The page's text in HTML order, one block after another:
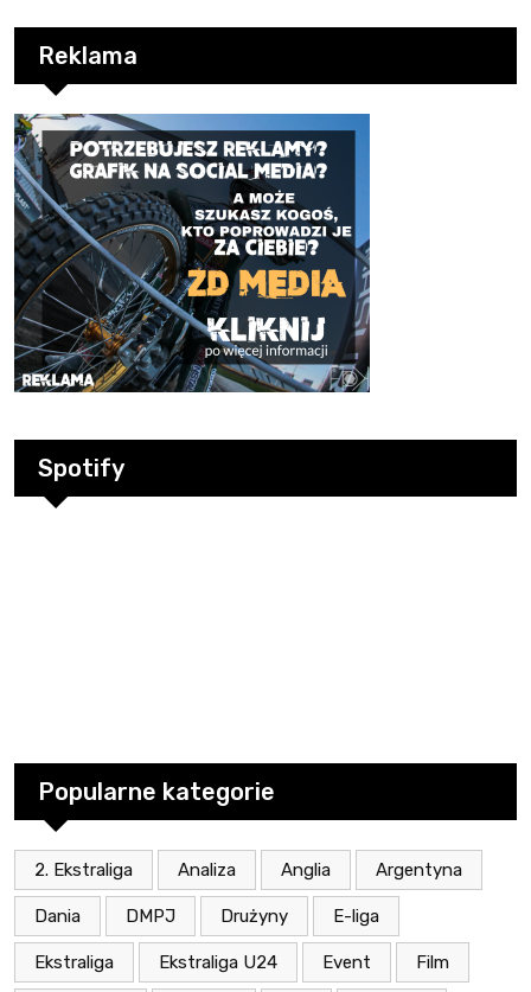
Reklama
Spotify
Popularne kategorie
2. Ekstraliga Analiza Anglia Argentyna
Dania DMPJ Drużyny E-liga
Ekstraliga Ekstraliga U24 Event Film